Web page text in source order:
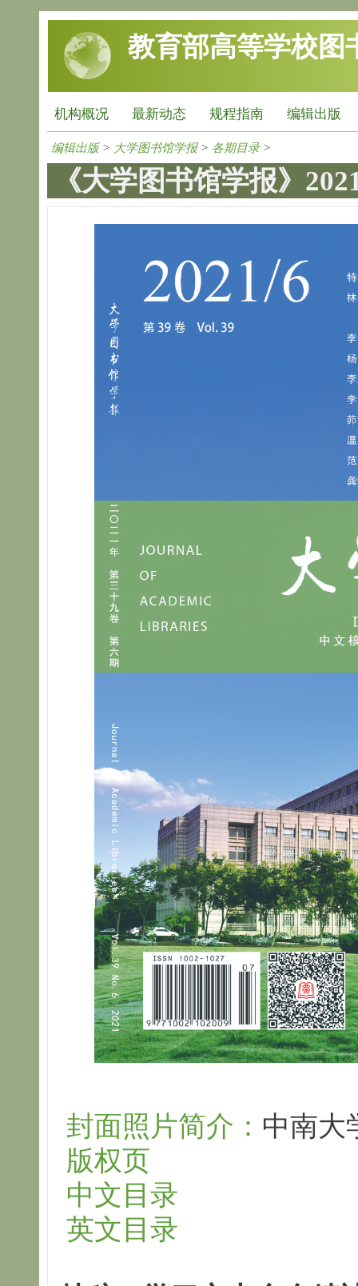
跳转到主要内容
教育部高等学校图
机构概况 最新动态 规程指南 编辑出版
编辑出版> 大学图书馆学报> 各期目录>
《大学图书馆学报》
封面照片简介： 中南大
版权页
中文目录
英文目录